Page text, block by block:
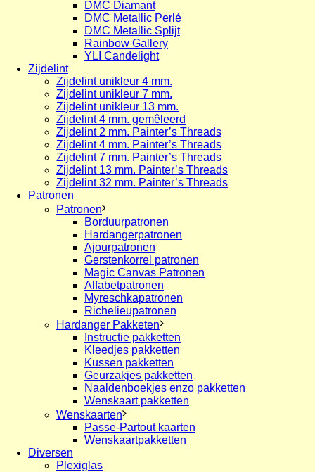
DMC Diamant
DMC Metallic Perlé
DMC Metallic Splijt
Rainbow Gallery
YLI Candelight
Zijdelint
Zijdelint unikleur 4 mm.
Zijdelint unikleur 7 mm.
Zijdelint unikleur 13 mm.
Zijdelint 4 mm. gemêleerd
Zijdelint 2 mm. Painter’s Threads
Zijdelint 4 mm. Painter’s Threads
Zijdelint 7 mm. Painter’s Threads
Zijdelint 13 mm. Painter’s Threads
Zijdelint 32 mm. Painter’s Threads
Patronen
Patronen
Borduurpatronen
Hardangerpatronen
Ajourpatronen
Gerstenkorrel patronen
Magic Canvas Patronen
Alfabetpatronen
Myreschkapatronen
Richelieupatronen
Hardanger Pakketen
Instructie pakketten
Kleedjes pakketten
Kussen pakketten
Geurzakjes pakketten
Naaldenboekjes enzo pakketten
Wenskaart pakketten
Wenskaarten
Passe-Partout kaarten
Wenskaartpakketten
Diversen
Plexiglas